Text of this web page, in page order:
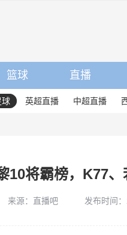
篮球 直播
球 英超直播 中超直播
10将霸榜，K77
来源：直播吧 发布时间